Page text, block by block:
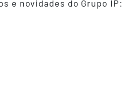
e novidades do Grupo IP: